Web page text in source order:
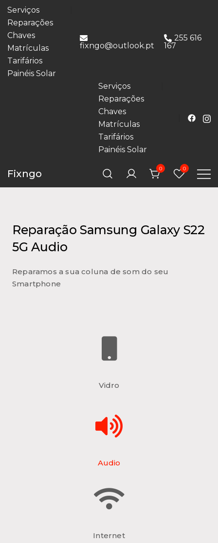
Serviços
Reparações
Chaves
Matrículas
Tarifários
Painéis Solar
fixngo@outlook.pt
255 616
167
Serviços
Reparações
Chaves
Matrículas
Tarifários
Painéis Solar
Fixngo 0 0
Reparação Samsung Galaxy S22
5G Audio
Reparamos a sua coluna de som do seu
Smartphone
Vidro
Audio
Internet